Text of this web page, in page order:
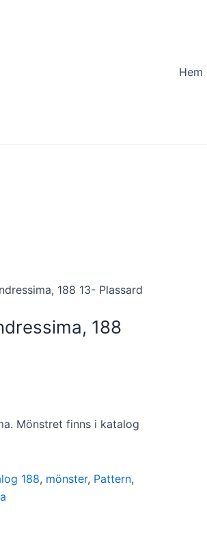
Hem
188 13- Plassard
188
Mönstret finns i katalog
188, mönster, Pattern,